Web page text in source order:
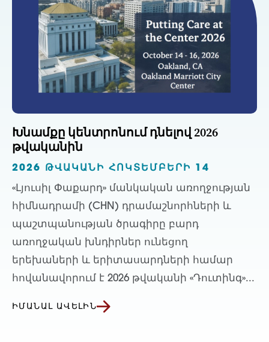
Խնամքը կենտրոնում դնելով 2026
թվականին
2026 ԹՎԱԿԱՆԻ ՀՈԿՏԵՄԲԵՐԻ 14
«Լյուսիլ Փաքարդ» մանկական առողջության
հիմնադրամի (CHN) դրամաշնորհների և
պաշտպանության ծրագիրը բարդ
առողջական խնդիրներ ունեցող
երեխաների և երիտասարդների համար
հովանավորում է 2026 թվականի «Դուտինգ»...
ԻՄԱՆԱԼ ԱՎԵԼԻՆ